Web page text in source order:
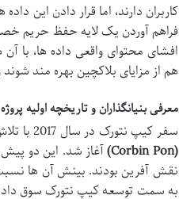
کاربران دارند، اما قرار دادن این
فراهم آوردن یک لایه حفظ حریم
افشای محتوای واقعی داده ها، با
هم از مزایای بلاکچین بهره مند
معرفی بنیانگذاران و تاریخچه اولیه پروژه
سفر کیپ نتورک در سال 2017 با تلاش های دو چهره برجسته در صنعت رمزارز،
(Corbin Pon)
نقش آفرین بودند. بینش آن ها